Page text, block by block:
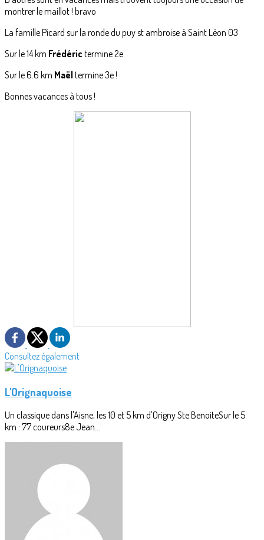
montrer le maillot ! bravo
La famille Picard sur la ronde du puy st ambroise à Saint Léon 03
Sur le 14 km Frédéric termine 2e
Sur le 6.6 km Maël termine 3e !
Bonnes vacances à tous !
Consultez également
L'Orignaquoise
Un classique dans l'Aisne, les 10 et 5 km d'Origny Ste BenoiteSur le 5
km : 77 coureurs8e Jean...